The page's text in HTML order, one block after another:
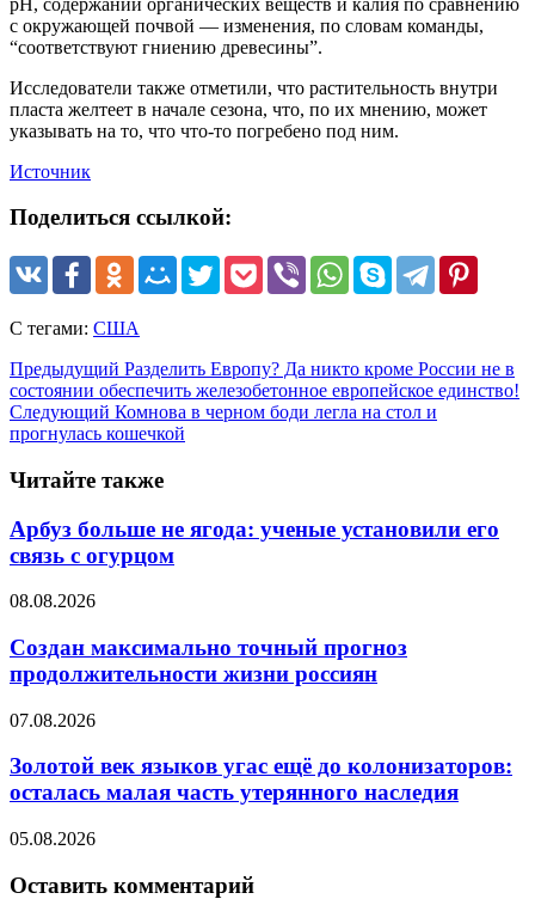
с окружающей почвой — изменения, по словам команды,
“соответствуют гниению древесины”.
Исследователи также отметили, что растительность внутри
пласта желтеет в начале сезона, что, по их мнению, может
указывать на то, что что-то погребено под ним.
Источник
Поделиться ссылкой:
С тегами: США
Предыдущий Разделить Европу? Да никто кроме России не в
состоянии обеспечить железобетонное европейское единство!
Следующий Комнова в черном боди легла на стол и
прогнулась кошечкой
Читайте также
Арбуз больше не ягода: ученые установили его
связь с огурцом
08.08.2026
Создан максимально точный прогноз
продолжительности жизни россиян
07.08.2026
Золотой век языков угас ещё до колонизаторов:
осталась малая часть утерянного наследия
05.08.2026
Оставить комментарий